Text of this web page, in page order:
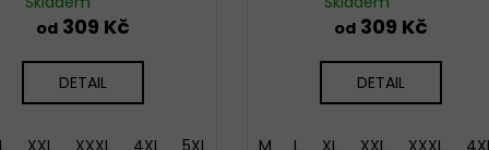
od 309 Kč
DETAIL
XXL XXXL 4XL 5XL
od309 Kč
DETAIL
M L XL XXL XXXL